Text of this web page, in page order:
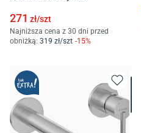
271 zł/szt
Najniższa cena z 30 dni przed
obniżką: 319 zł/szt -15%